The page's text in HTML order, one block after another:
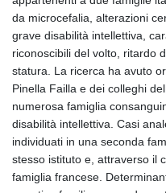
da microcefalia, alterazioni
grave disabilità intellettiva,
riconoscibili del volto, ritardo
statura. La ricerca ha avuto
Pinella Failla e dei colleghi
numerosa famiglia
disabilità intellettiva. Casi
individuati in una seconda
stesso istituto e, attraverso il
famiglia francese.